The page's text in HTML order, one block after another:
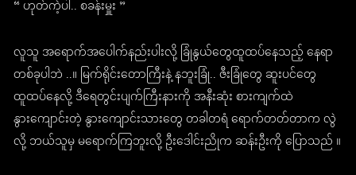
“ ဟုတ်ကဲ့ပါ.. စခန်းမှူး ”
လူသူ အရောက်အပေါက်နည်းပါးလို့ ခြုံနွယ်တွေထူထပ်နေသည့် နေရာ
တစ်ခုပါဘဲ ..။ မြက်ရိုင်းတောကြီးနဲ့ နဘူးခြုံ.. ဇီးခြုံတွေ ဆူးပင်တွေ
ထူထပ်နေလို့ ဒီရေတွင်းပျက်ကြီးနားကို အနီးဆုံး စားကျက်ထဲ
နွားကျောင်းတဲ့ နွားကျောင်းသားတွေ တခါတရံ ရောက်တတ်တာက လွဲ
လို့ ဘယ်သူမှ မရောက်ကြဘူးလို့ ဦးဒေါင်းညိုက ဆန်းဦးကို ပြောသည် ။